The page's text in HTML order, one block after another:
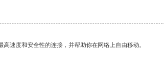
速度和安全性的连接，并帮助你在网络上自由移动。